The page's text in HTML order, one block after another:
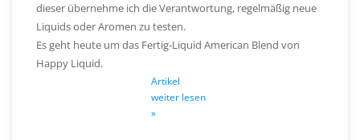
dieser übernehme ich die Verantwortung, regelmäßig neue
Liquids oder Aromen zu testen.
Es geht heute um das Fertig-Liquid American Blend von
Happy Liquid.
Artikel
weiter lesen
»